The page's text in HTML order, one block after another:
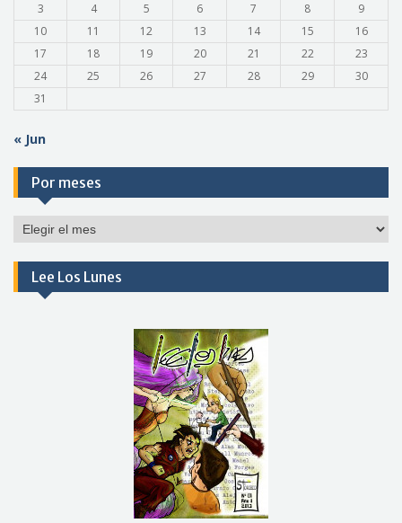
3
4 5 6 7 8
9
10
11 12 13 14 15
16
17
18 19 20 21 22
23
24
25 26 27 28 29
30
31
« Jun
Por meses
Por
Lee Los Lunes